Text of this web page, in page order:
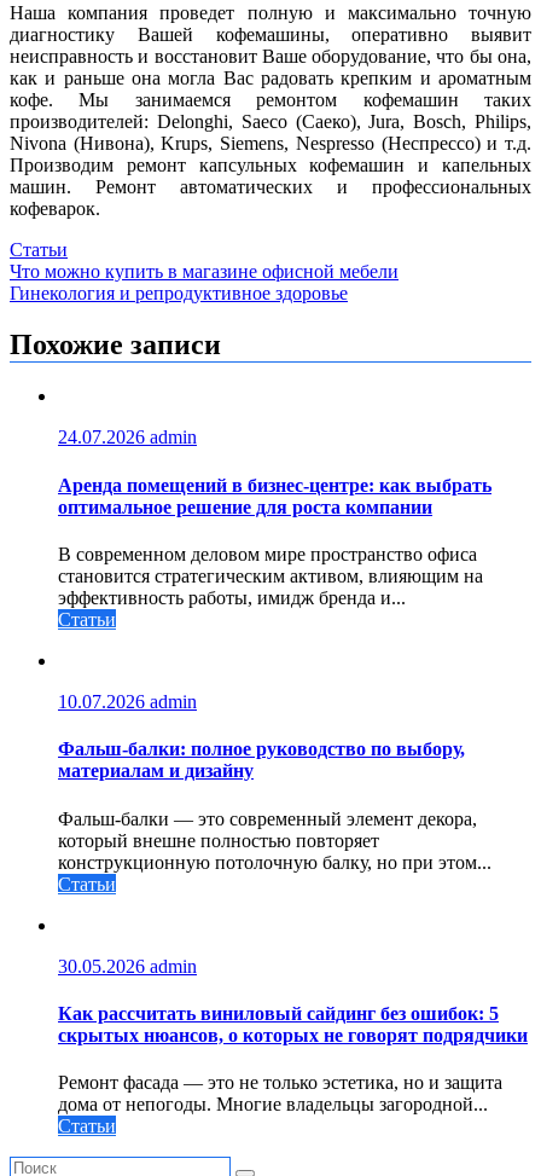
Наша компания проведет полную и максимально точную
диагностику Вашей кофемашины, оперативно выявит
неисправность и восстановит Ваше оборудование, что бы она,
как и раньше она могла Вас радовать крепким и ароматным
кофе. Мы занимаемся ремонтом кофемашин таких
производителей: Delonghi, Saeco (Саеко), Jura, Bosch, Philips,
Nivona (Нивона), Krups, Siemens, Nespresso (Неспрессо) и т.д.
Производим ремонт капсульных кофемашин и капельных
машин. Ремонт автоматических и профессиональных
кофеварок.
Статьи
Навигация
по
записям
Что можно купить в магазине офисной мебели
Гинекология и репродуктивное здоровье
Похожие записи
24.07.2026 admin
Аренда помещений в бизнес‑центре: как выбрать
оптимальное решение для роста компании
В современном деловом мире пространство офиса
становится стратегическим активом, влияющим на
эффективность работы, имидж бренда и...
Статьи
10.07.2026 admin
Фальш-балки: полное руководство по выбору,
материалам и дизайну
Фальш-балки — это современный элемент декора,
который внешне полностью повторяет
конструкционную потолочную балку, но при этом...
Статьи
30.05.2026 admin
Как рассчитать виниловый сайдинг без ошибок: 5
скрытых нюансов, о которых не говорят подрядчики
Ремонт фасада — это не только эстетика, но и защита
дома от непогоды. Многие владельцы загородной...
Статьи